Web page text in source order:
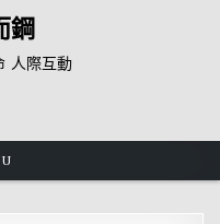
鋼
人際互動